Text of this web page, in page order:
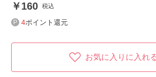
160 税込
4ポイント還元
お気に入りに入れ